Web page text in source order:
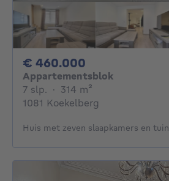
€ 460.000
Appartementsblok
7 slp. 7 slaapkamers
· 314 m²
1081 Koekelberg
Huis met zeven slaapkamers en tuin